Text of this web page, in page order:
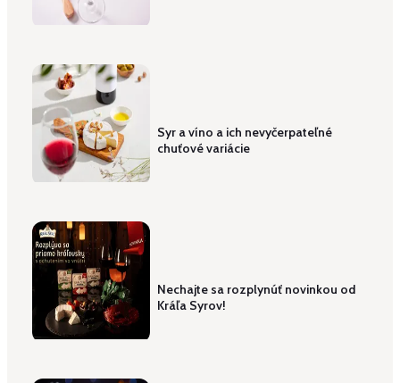
Syr a víno a ich nevyčerpateľné
chuťové variácie
Nechajte sa rozplynúť novinkou od
Kráľa Syrov!